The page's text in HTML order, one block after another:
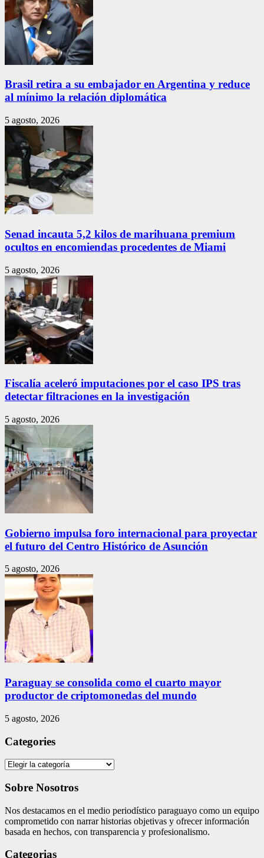
Brasil retira a su embajador en Argentina y reduce
al mínimo la relación diplomática
5 agosto, 2026
Senad incauta 5,2 kilos de marihuana premium
ocultos en encomiendas procedentes de Miami
5 agosto, 2026
Fiscalía aceleró imputaciones por el caso IPS tras
detectar filtraciones en la investigación
5 agosto, 2026
Gobierno impulsa foro internacional para proyectar
el futuro del Centro Histórico de Asunción
5 agosto, 2026
Paraguay se consolida como el cuarto mayor
productor de criptomonedas del mundo
5 agosto, 2026
Categories
Categories
Sobre Nosotros
Nos destacamos en el medio periodístico paraguayo como un equipo
comprometido con narrar historias objetivas y ofrecer información
basada en hechos, con transparencia y profesionalismo.
Categorias